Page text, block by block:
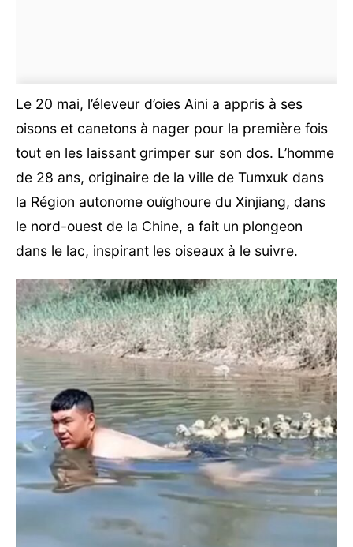
Le 20 mai, l’éleveur d’oies Aini a appris à ses
oisons et canetons à nager pour la première fois
tout en les laissant grimper sur son dos. L’homme
de 28 ans, originaire de la ville de Tumxuk dans
la Région autonome ouïghoure du Xinjiang, dans
le nord-ouest de la Chine, a fait un plongeon
dans le lac, inspirant les oiseaux à le suivre.